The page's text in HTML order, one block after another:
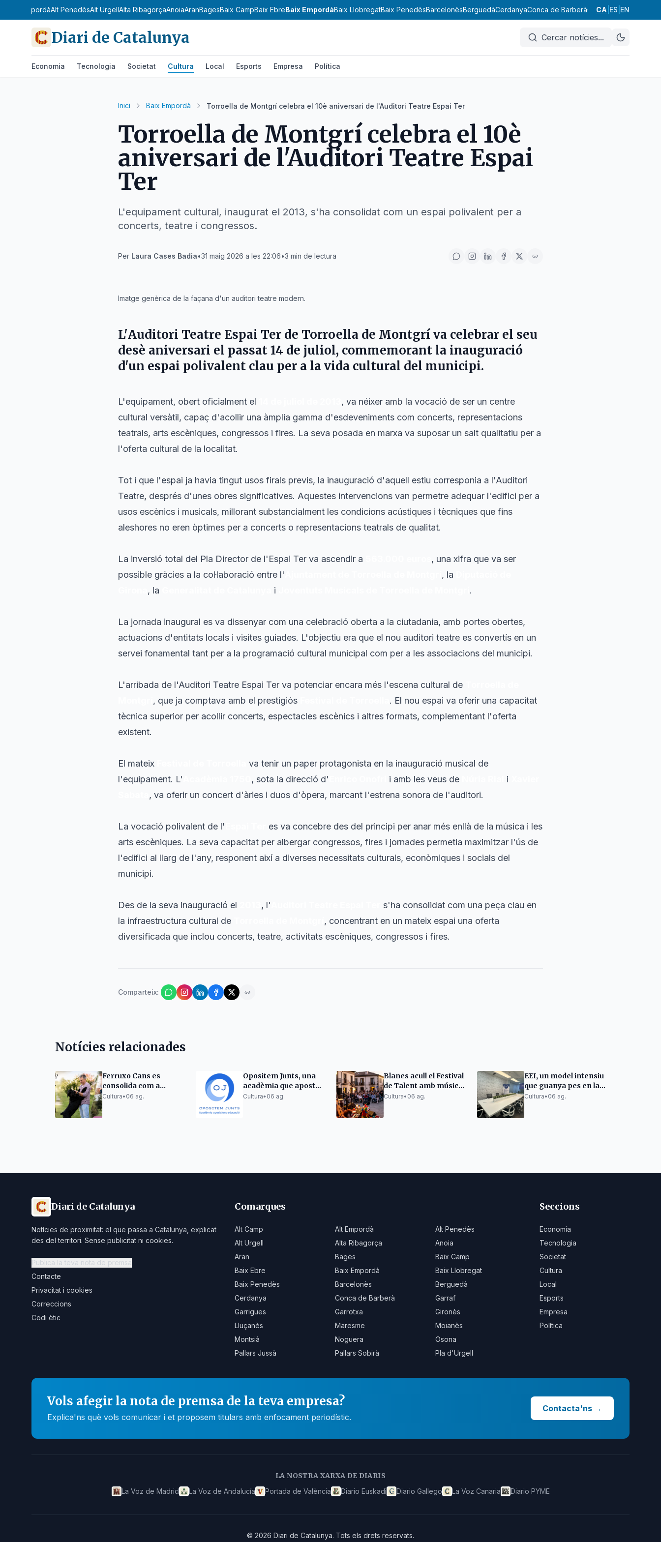
Alt EmpordàAlt PenedèsAlt UrgellAlta RibagorçaAnoiaAranBagesBaix CampBaix EbreBaix EmpordàBaix LlobregatBaix PenedèsBarcelonèsBerguedàCerdanyaConca de BarberàGarraf Garrigues
CA ES EN
Diari de Catalunya Cercar notícies...
Economia Tecnologia Societat Cultura Local Esports Empresa Política
Inici Baix Empordà Torroella de Montgrí celebra el 10è aniversari de l'Auditori Teatre Espai Ter
Torroella de Montgrí celebra el 10è
aniversari de l'Auditori Teatre Espai
Ter
L'equipament cultural, inaugurat el 2013, s'ha consolidat com un espai polivalent per a
concerts, teatre i congressos.
Per Laura Cases Badia•31 maig 2026 a les 22:06•3 min de lectura
Imatge genèrica de la façana d'un auditori teatre modern.
L'Auditori Teatre Espai Ter de Torroella de Montgríva celebrar el seu
desè aniversari el passat 14 de juliol, commemorant la inauguració
d'un espai polivalent clau per a la vida cultural del municipi.
L'equipament, obert oficialment el
, va néixer amb la vocació de ser un centre
cultural versàtil, capaç d'acollir una àmplia gamma d'esdeveniments com concerts, representacions
teatrals, arts escèniques, congressos i fires. La seva posada en marxa va suposar un salt qualitatiu per a
l'oferta cultural de la localitat.
Tot i que l'espai ja havia tingut usos firals previs, la inauguració d'aquell estiu corresponia a l'Auditori
Teatre, després d'unes obres significatives. Aquestes intervencions van permetre adequar l'edifici per a
usos escènics i musicals, millorant substancialment les condicions acústiques i tècniques que fins
aleshores no eren òptimes per a concerts o representacions teatrals de qualitat.
La inversió total del Pla Director de l'Espai Ter va ascendir a
, una xifra que va ser
possible gràcies a la col·laboració entre l'
, la
, la i .
La jornada inaugural es va dissenyar com una celebració oberta a la ciutadania, amb portes obertes,
actuacions d'entitats locals i visites guiades. L'objectiu era que el nou auditori teatre es convertís en un
servei fonamental tant per a la programació cultural municipal com per a les associacions del municipi.
L'arribada de l'Auditori Teatre Espai Ter va potenciar encara més l'escena cultural de
, que ja comptava amb el prestigiós
. El nou espai va oferir una capacitat
tècnica superior per acollir concerts, espectacles escènics i altres formats, complementant l'oferta
existent.
El mateix
va tenir un paper protagonista en la inauguració musical de
l'equipament. L'
, sota la direcció d' i amb les veus de i
, va oferir un concert d'àries i duos d'òpera, marcant l'estrena sonora de l'auditori.
La vocació polivalent de l'
es va concebre des del principi per anar més enllà de la música i les
arts escèniques. La seva capacitat per albergar congressos, fires i jornades permetia maximitzar l'ús de
l'edifici al llarg de l'any, responent així a diverses necessitats culturals, econòmiques i socials del
municipi.
Des de la seva inauguració el , l'
s'ha consolidat com una peça clau en
la infraestructura cultural de
, concentrant en un mateix espai una oferta
diversificada que inclou concerts, teatre, activitats escèniques, congressos i fires.
Comparteix:
Notícies relacionades
Ferruxo Cans es
consolida com a
referent del
Cultura• 06 ag.
Opositem Junts, una
acadèmia que aposta
per l'excel·lència en la
Cultura• 06 ag.
Blanes acull el Festival
de Talent amb música,
pallassos i monòlegs
Cultura• 06 ag.
EEI, un model intensiu
que guanya pes en la
preparació d'exàmens
Cultura• 06 ag.
Diari de Catalunya
Notícies de proximitat: el que passa a Catalunya, explicat
des del territori. Sense publicitat ni cookies.
Publica la teva nota de premsa
Contacte
Privacitat i cookies
Correccions
Codi ètic
Comarques
Alt Camp Alt Empordà
Alt Penedès
Alt Urgell
Alta Ribagorça
Anoia
Aran
Bages
Baix Camp
Baix Ebre
Baix Empordà
Baix Llobregat
Baix Penedès
Barcelonès
Berguedà
Cerdanya
Conca de Barberà
Garraf
Garrigues
Garrotxa
Gironès
Lluçanès
Maresme
Moianès
Montsià
Noguera
Osona
Pallars Jussà
Pallars Sobirà Pla d'Urgell
Seccions
Economia
Tecnologia
Societat
Cultura
Local
Esports
Empresa
Política
Vols afegir la nota de premsa de la teva empresa?
Explica'ns què vols comunicar i et proposem titulars amb enfocament periodístic.
Contacta'ns →
LA NOSTRA XARXA DE DIARIS
La Voz de Madrid La Voz de Andalucía Portada de València Diario Euskadi Diario Gallego La Voz Canaria Diario PYME
© 2026 Diari de Catalunya. Tots els drets reservats.